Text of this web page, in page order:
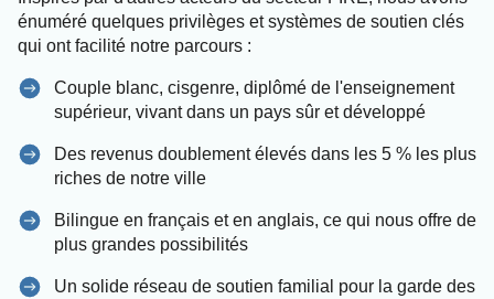
énuméré quelques privilèges et systèmes de soutien clés
qui ont facilité notre parcours :
Couple blanc, cisgenre, diplômé de l'enseignement
supérieur, vivant dans un pays sûr et développé
Des revenus doublement élevés dans les 5 % les plus
riches de notre ville
Bilingue en français et en anglais, ce qui nous offre de
plus grandes possibilités
Un solide réseau de soutien familial pour la garde des